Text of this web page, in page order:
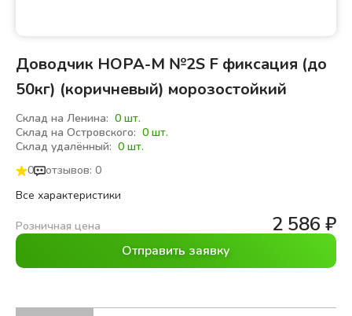
Доводчик НОРА-М №2S F фиксация (до
50кг) (коричневый) морозостойкий
Склад на Ленина: 0 шт.
Склад на Островского: 0 шт.
Склад удалённый: 0 шт.
0
отзывов: 0
Все характеристики
Розничная цена 2 586 ₽
Отправить заявку